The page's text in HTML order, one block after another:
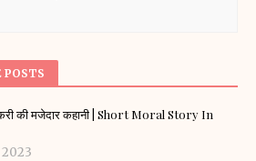
POSTS
की मजेदार कहानी | Short Moral Story In
2023